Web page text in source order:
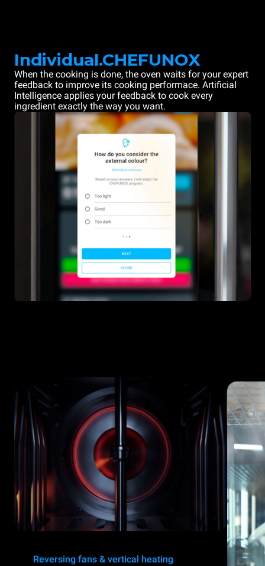
Individual.CHEFUNOX
When the cooking is done, the oven waits for your expert
feedback to improve its cooking performace. Artificial
Intelligence applies your feedback to cook every
ingredient exactly the way you want.
Reversing fans & vertical heating